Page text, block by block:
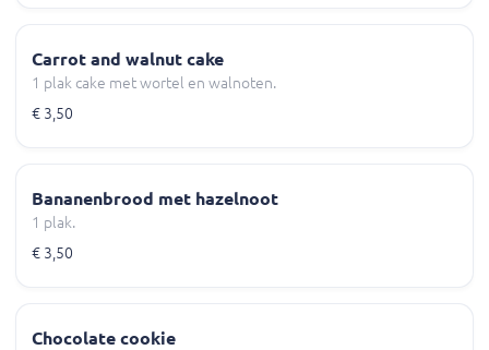
Carrot and walnut cake
1 plak cake met wortel en walnoten.
€ 3,50
Bananenbrood met hazelnoot
1 plak.
€ 3,50
Chocolate cookie